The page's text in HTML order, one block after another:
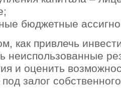
бюджетные
как привлечь
неиспользованные
и оценить
залог